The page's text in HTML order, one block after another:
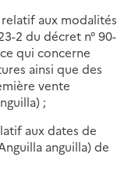
aux modalités
2 du décret n° 90-
qui concerne
ainsi que des
vente
;
aux dates de
anguilla) de